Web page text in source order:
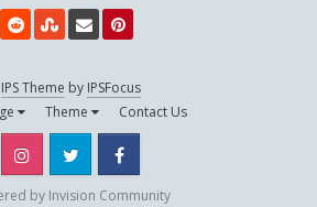
IPS Theme by IPSFocus
Theme Contact Us
Instagram Twitter
by Invision Community